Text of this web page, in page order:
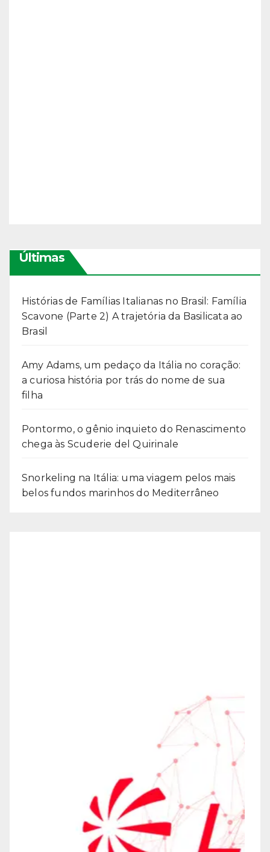
Últimas
Histórias de Famílias Italianas no Brasil: Família
Scavone (Parte 2) A trajetória da Basilicata ao
Brasil
Amy Adams, um pedaço da Itália no coração:
a curiosa história por trás do nome de sua
filha
Pontormo, o gênio inquieto do Renascimento
chega às Scuderie del Quirinale
Snorkeling na Itália: uma viagem pelos mais
belos fundos marinhos do Mediterrâneo